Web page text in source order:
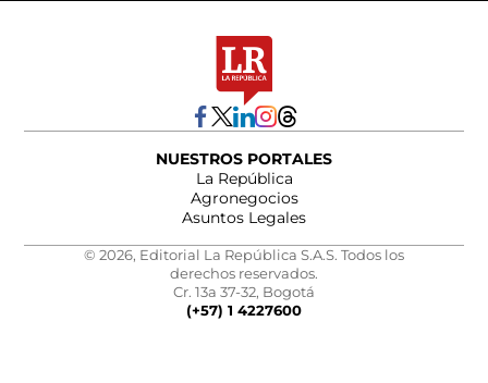
NUESTROS PORTALES
La República
Agronegocios
Asuntos Legales
© 2026, Editorial La República S.A.S. Todos los
derechos reservados.
Cr. 13a 37-32, Bogotá
(+57) 1 4227600